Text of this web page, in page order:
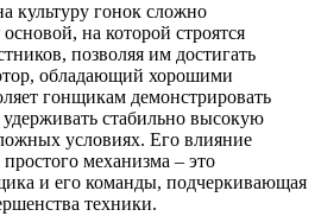
культуру гонок сложно
на которой строятся
позволяя им достигать
обладающий хорошими
гонщикам демонстрировать
стабильно высокую
условиях. Его влияние
механизма – это
и его команды, подчеркивающая
техники.